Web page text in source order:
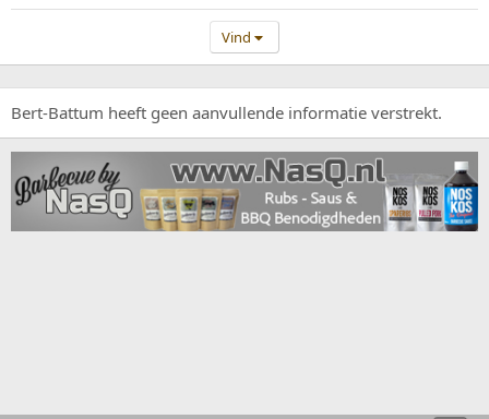
Vind
Bert-Battum heeft geen aanvullende informatie verstrekt.